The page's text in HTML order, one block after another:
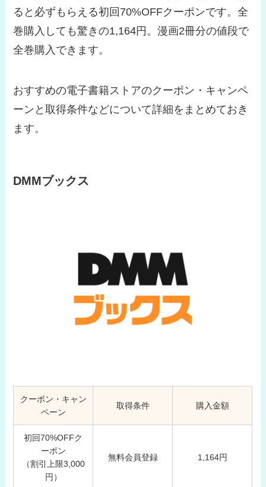
ると必ずもらえる初回70%OFFクーポンです。全
巻購入しても驚きの1,164円。漫画2冊分の値段で
全巻購入できます。
おすすめの電子書籍ストアのクーポン・キャンペ
ーンと取得条件などについて詳細をまとめておき
ます。
DMMブックス
クーポン・キャン
ペーン
取得条件 購入金額
初回70%OFFク
ーポン
（割引上限3,000
円）
無料会員登録 1,164円